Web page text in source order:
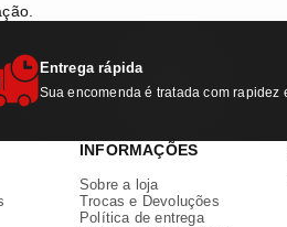
Entrega rápida
Sua encomenda é tratada com rapidez
INFORMAÇÕES
Sobre a loja
Trocas e Devoluções
Política de entrega